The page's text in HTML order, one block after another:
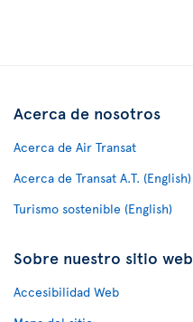
Acerca de nosotros
Acerca de Air Transat
Acerca de Transat A.T. (English)
Turismo sostenible (English)
Sobre nuestro sitio web
Accesibilidad Web